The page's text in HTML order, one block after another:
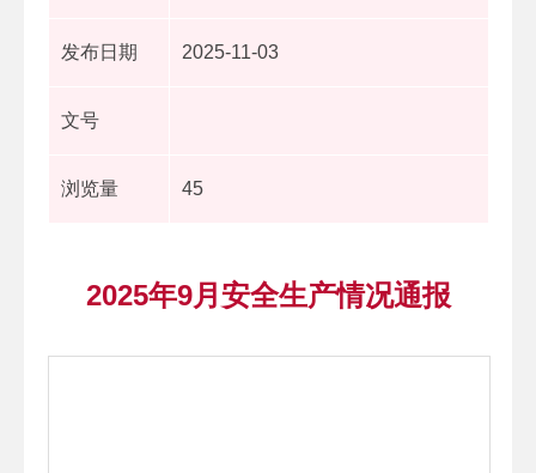
发布日期 2025-11-03
文号
浏览量 45
2025年9月安全生产情况通报